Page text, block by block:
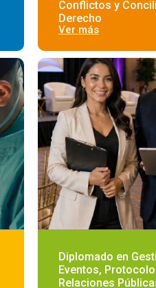
Conflictos y
Derecho
Ver más
Diplomado en
Eventos,
Relaciones